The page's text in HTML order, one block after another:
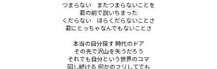
つまらない　またつまらないことを
君の前で説いちまった
くだらない　ほらくだらないことさ
君にとっちゃなんでもないことさ
本当の自分探す 時代のドア
その先で沢山を失うだろう
それでも自分という世界のコマ
回し続ける 何かのフリしてでも